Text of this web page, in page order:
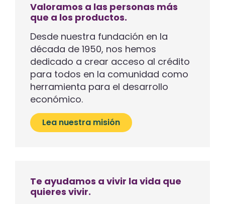
Valoramos a las personas más
que a los productos.
Desde nuestra fundación en la
década de 1950, nos hemos
dedicado a crear acceso al crédito
para todos en la comunidad como
herramienta para el desarrollo
económico.
Lea nuestra misión
Te ayudamos a vivir la vida que
quieres vivir.